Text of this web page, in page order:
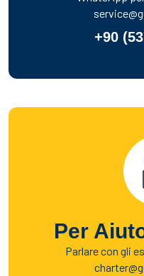
+90
Per
Parlare con gli